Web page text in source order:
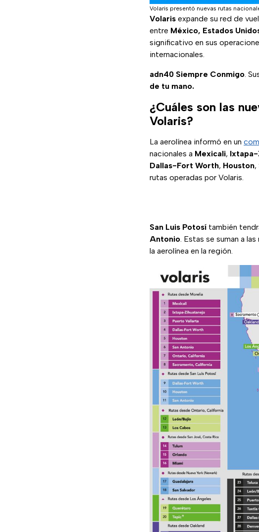
Volaris presentó nuevas rutas
Volaris expande su red de
entre México, Estados
significativo en sus
internacionales.
adn40 Siempre Conmigo.
de tu mano.
¿Cuáles son las
Volaris?
La aerolínea informó en un
nacionales a Mexicali,
Dallas-Fort Worth, Houston,
rutas operadas por Volaris.
San Luis Potosí también
Antonio. Estas se suman a
la aerolínea en la región.